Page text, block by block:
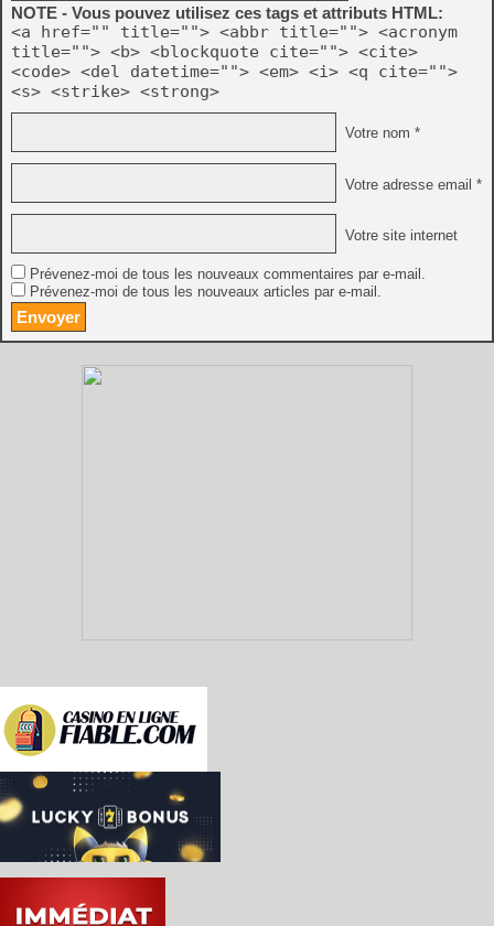
NOTE - Vous pouvez utilisez ces tags et attributs HTML:
<a href="" title=""> <abbr title=""> <acronym
title=""> <b> <blockquote cite=""> <cite>
<code> <del datetime=""> <em> <i> <q cite="">
<s> <strike> <strong>
Votre nom *
Votre adresse email *
Votre site internet
Prévenez-moi de tous les nouveaux commentaires par e-mail.
Prévenez-moi de tous les nouveaux articles par e-mail.